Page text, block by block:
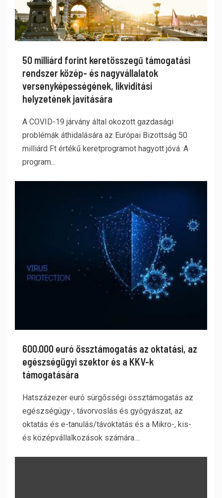
50 milliárd forint keretösszegű támogatási
rendszer közép- és nagyvállalatok
versenyképességének, likviditási
helyzetének javítására
A COVID-19 járvány által okozott gazdasági
problémák áthidalására az Európai Bizottság 50
milliárd Ft értékű keretprogramot hagyott jóvá. A
program...
600.000 euró össztámogatás az oktatási, az
egészségügyi szektor és a KKV-k
támogatására
Hatszázezer euró sürgősségi össztámogatás az
egészségügy-, távorvoslás és gyógyászat, az
oktatás és e-tanulás/távoktatás és a Mikro-, kis-
és középvállalkozások számára....